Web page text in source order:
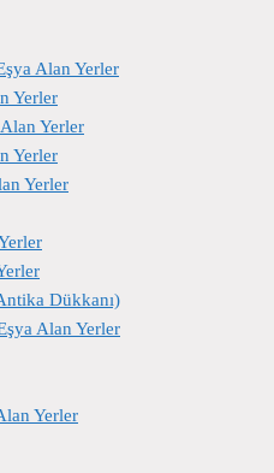
Alan Yerler
Yerler
Yerler
Yerler
Yerler
Dükkanı)
Alan Yerler
Yerler